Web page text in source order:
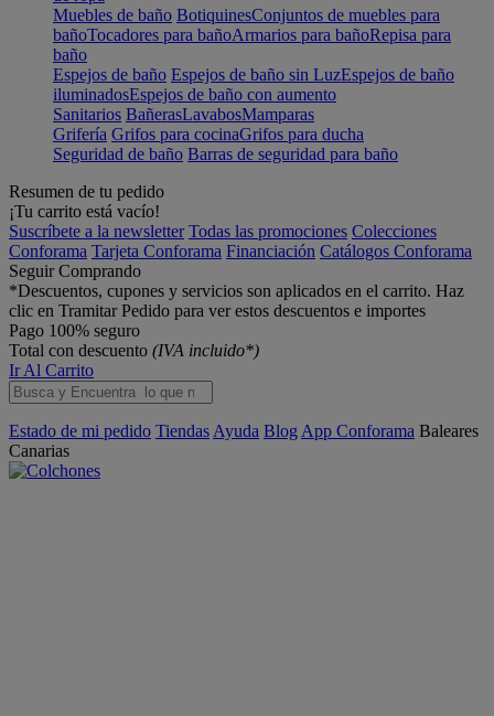
Muebles de baño BotiquinesConjuntos de muebles para
bañoTocadores para bañoArmarios para bañoRepisa para
baño
Espejos de baño Espejos de baño sin LuzEspejos de baño
iluminadosEspejos de baño con aumento
Sanitarios BañerasLavabosMamparas
Grifería Grifos para cocinaGrifos para ducha
Seguridad de baño Barras de seguridad para baño
Resumen de tu pedido
¡Tu carrito está vacío!
Suscríbete a la newsletter Todas las promociones Colecciones
Conforama Tarjeta Conforama Financiación Catálogos Conforama
Seguir Comprando
*Descuentos, cupones y servicios son aplicados en el carrito. Haz
clic en Tramitar Pedido para ver estos descuentos e importes
Pago 100% seguro
Total con descuento (IVA incluido*)
Ir Al Carrito
Estado de mi pedido Tiendas Ayuda Blog App Conforama Baleares
Canarias